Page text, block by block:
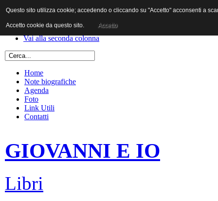
Vai al contenuto
Vai alla prima colonna
Vai alla seconda colonna
Home
Note biografiche
Agenda
Foto
Link Utili
Contatti
GIOVANNI E IO
Libri
Questo sito utilizza cookie; accedendo o cliccando su "Accetto" acconsenti a
Accetto cookie da questo sito. Accetto